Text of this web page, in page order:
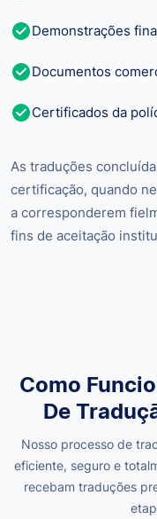
Demonstrações
Documentos
Certificados da
As traduções
certificação, quando
a corresponderem
fins de aceitação
Como
De
Nosso processo de
eficiente, seguro e
recebam traduções